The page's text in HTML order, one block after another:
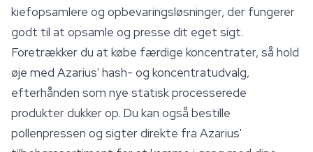
kiefopsamlere og opbevaringsløsninger, der fungerer
godt til at opsamle og presse dit eget sigt.
Foretrækker du at købe færdige koncentrater, så hold
øje med Azarius' hash- og koncentratudvalg,
efterhånden som nye statisk processerede
produkter dukker op. Du kan også bestille
pollenpressen og sigter direkte fra Azarius'